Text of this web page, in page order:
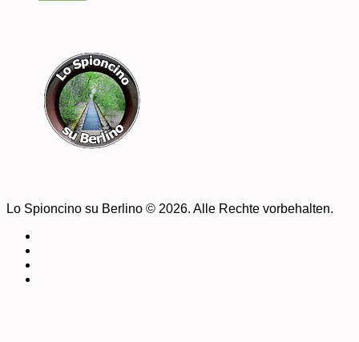
Lo Spioncino su Berlino © 2026. Alle Rechte vorbehalten.